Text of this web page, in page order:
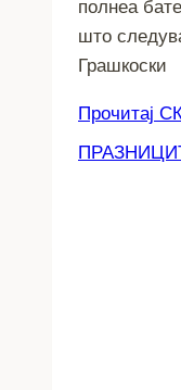
полнеа
што
Грашкоски
Прочитај